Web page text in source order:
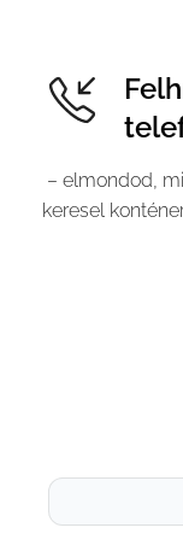
– elmondod,
keresel